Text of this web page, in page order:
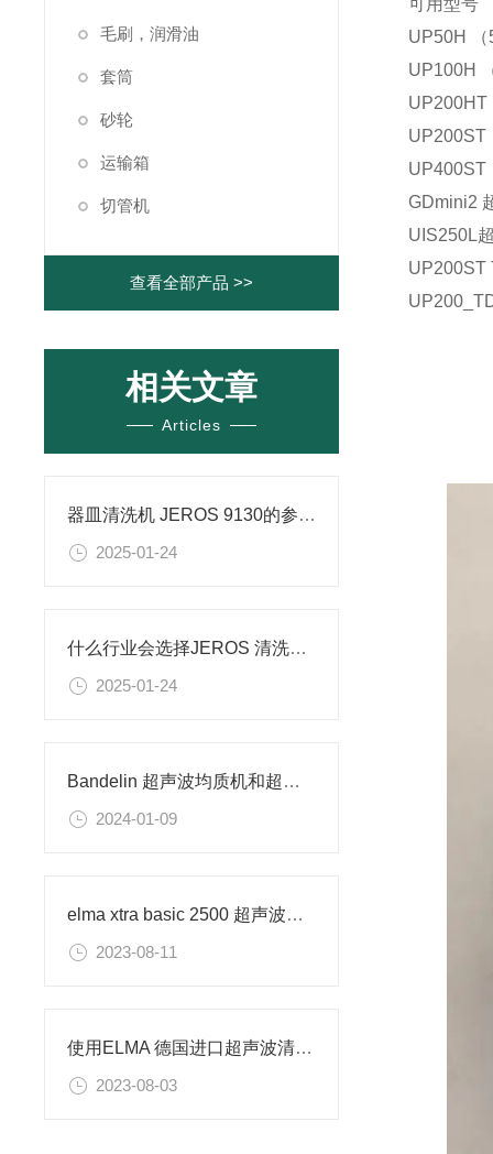
毛刷，润滑油
套筒
砂轮
运输箱
切管机
查看全部产品 >>
相关文章
Articles
器皿清洗机 JEROS 9130的参数信息
2025-01-24
什么行业会选择JEROS 清洗机 型号 8105
2025-01-24
Bandelin 超声波均质机和超声波浴有什么区别？
2024-01-09
elma xtra basic 2500 超声波清洗设备的技术参数
2023-08-11
使用ELMA 德国进口超声波清洗机需要注意
2023-08-03
可用型号
UP50H （
UP100H
UP200HT
UP200ST
UP400ST
GDmini2
UIS250L
UP200ST